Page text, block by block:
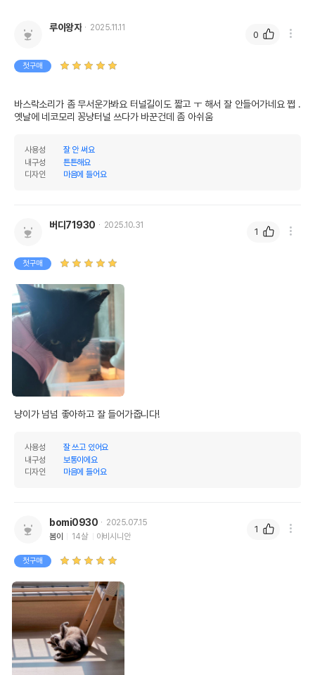
루이왕자 2025.11.11
첫구매
바스락소리가 좀 무서운가봐요 터널길이도 짧고 ㅜ 해서 잘 안들어가네요 쩝 .
옛날에 네코모리 꽁냥터널 쓰다가 바꾼건데 좀 아쉬움
사용성
잘 안 써요
내구성
튼튼해요
디자인
마음에 들어요
0
버디71930 2025.10.31
첫구매
냥이가 넘넘 좋아하고 잘 들어가줍니다!
사용성
잘 쓰고 있어요
내구성
보통이에요
디자인
마음에 들어요
1
bomi0930
2025.07.15
봄이
14살 아비시니안
첫구매
1